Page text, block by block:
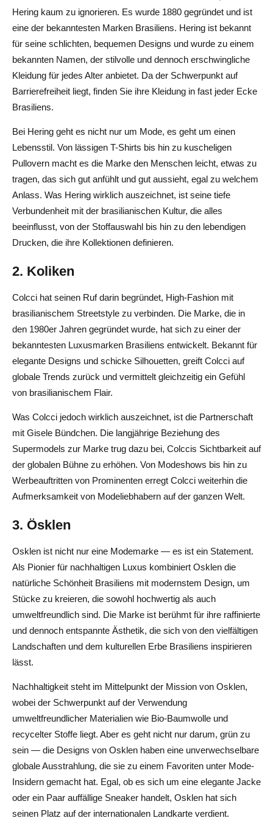
Hering kaum zu ignorieren. Es wurde 1880 gegründet und ist
eine der bekanntesten Marken Brasiliens. Hering ist bekannt
für seine schlichten, bequemen Designs und wurde zu einem
bekannten Namen, der stilvolle und dennoch erschwingliche
Kleidung für jedes Alter anbietet. Da der Schwerpunkt auf
Barrierefreiheit liegt, finden Sie ihre Kleidung in fast jeder Ecke
Brasiliens.
Bei Hering geht es nicht nur um Mode, es geht um einen
Lebensstil. Von lässigen T-Shirts bis hin zu kuscheligen
Pullovern macht es die Marke den Menschen leicht, etwas zu
tragen, das sich gut anfühlt und gut aussieht, egal zu welchem
Anlass. Was Hering wirklich auszeichnet, ist seine tiefe
Verbundenheit mit der brasilianischen Kultur, die alles
beeinflusst, von der Stoffauswahl bis hin zu den lebendigen
Drucken, die ihre Kollektionen definieren.
2. Koliken
Colcci hat seinen Ruf darin begründet, High-Fashion mit
brasilianischem Streetstyle zu verbinden. Die Marke, die in
den 1980er Jahren gegründet wurde, hat sich zu einer der
bekanntesten Luxusmarken Brasiliens entwickelt. Bekannt für
elegante Designs und schicke Silhouetten, greift Colcci auf
globale Trends zurück und vermittelt gleichzeitig ein Gefühl
von brasilianischem Flair.
Was Colcci jedoch wirklich auszeichnet, ist die Partnerschaft
mit Gisele Bündchen. Die langjährige Beziehung des
Supermodels zur Marke trug dazu bei, Colccis Sichtbarkeit auf
der globalen Bühne zu erhöhen. Von Modeshows bis hin zu
Werbeauftritten von Prominenten erregt Colcci weiterhin die
Aufmerksamkeit von Modeliebhabern auf der ganzen Welt.
3. Ösklen
Osklen ist nicht nur eine Modemarke — es ist ein Statement.
Als Pionier für nachhaltigen Luxus kombiniert Osklen die
natürliche Schönheit Brasiliens mit modernstem Design, um
Stücke zu kreieren, die sowohl hochwertig als auch
umweltfreundlich sind. Die Marke ist berühmt für ihre raffinierte
und dennoch entspannte Ästhetik, die sich von den vielfältigen
Landschaften und dem kulturellen Erbe Brasiliens inspirieren
lässt.
Nachhaltigkeit steht im Mittelpunkt der Mission von Osklen,
wobei der Schwerpunkt auf der Verwendung
umweltfreundlicher Materialien wie Bio-Baumwolle und
recycelter Stoffe liegt. Aber es geht nicht nur darum, grün zu
sein — die Designs von Osklen haben eine unverwechselbare
globale Ausstrahlung, die sie zu einem Favoriten unter Mode-
Insidern gemacht hat. Egal, ob es sich um eine elegante Jacke
oder ein Paar auffällige Sneaker handelt, Osklen hat sich
seinen Platz auf der internationalen Landkarte verdient.